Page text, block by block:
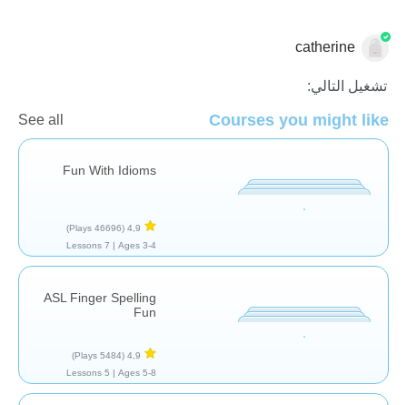
الاحتياجات الخاصة
catherine
تشغيل التالي:
Courses you might like
See all
Fun With Idioms
4,9
(46696 Plays)
Ages 3-4 |
7 Lessons
ASL Finger Spelling
Fun
4,9
(5484 Plays)
Ages 5-8 |
5 Lessons